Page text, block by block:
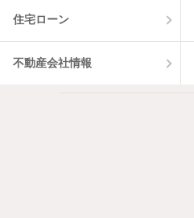
住宅ローン
不動産会社情報